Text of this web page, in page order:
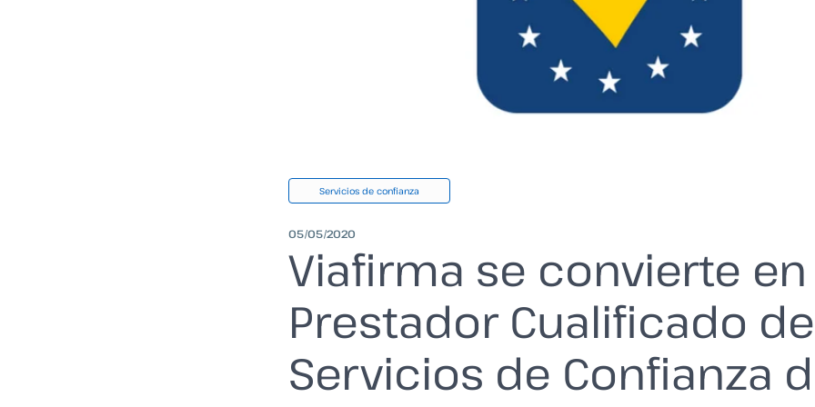
Servicios de confianza
05/05/2020
Viafirma se convierte en
Prestador Cualificado de
Servicios de Confianza